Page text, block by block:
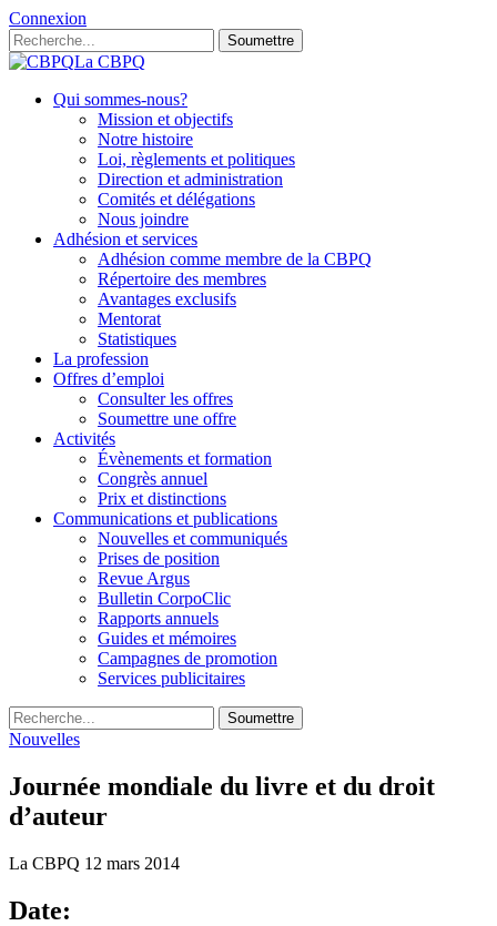
Connexion
Soumettre
La CBPQ
Qui sommes-nous?
Mission et objectifs
Notre histoire
Loi, règlements et politiques
Direction et administration
Comités et délégations
Nous joindre
Adhésion et services
Adhésion comme membre de la CBPQ
Répertoire des membres
Avantages exclusifs
Mentorat
Statistiques
La profession
Offres d’emploi
Consulter les offres
Soumettre une offre
Activités
Évènements et formation
Congrès annuel
Prix et distinctions
Communications et publications
Nouvelles et communiqués
Prises de position
Revue Argus
Bulletin CorpoClic
Rapports annuels
Guides et mémoires
Campagnes de promotion
Services publicitaires
Soumettre
Nouvelles
Journée mondiale du livre et du droit
d’auteur
La CBPQ 12 mars 2014
Date: